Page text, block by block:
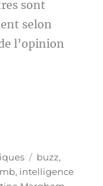
sont
selon
l’opinion
Étiquettes
buzz,
, intelligence